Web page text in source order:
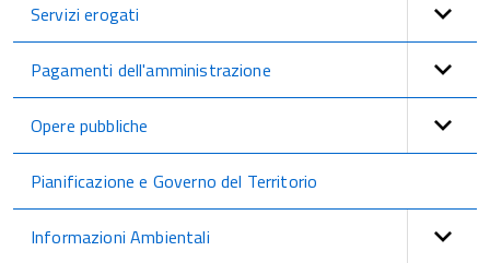
Servizi erogati
Pagamenti dell'amministrazione
Opere pubbliche
Pianificazione e Governo del Territorio
Informazioni Ambientali